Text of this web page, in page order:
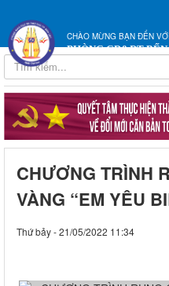
CHÀO MỪNG BẠN ĐẾN
PHÒNG GD&ĐT
CHƯƠNG TRÌNH
VÀNG “EM YÊU
Thứ bảy - 21/05/2022 11:34